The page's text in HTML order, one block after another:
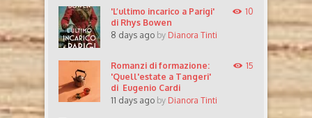
'L’ultimo incarico a Parigi'
di Rhys Bowen
8 days ago by Dianora Tinti
10
Romanzi di formazione:
'Quell'estate a Tangeri'
di Eugenio Cardi
11 days ago by Dianora Tinti
15